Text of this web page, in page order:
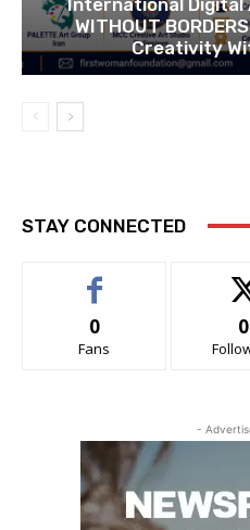
WITHOUT
Creativity
STAY CONNECTED
0
Fans
0
-